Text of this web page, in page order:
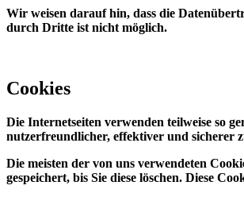
Wir weisen darauf hin, dass die
durch Dritte ist nicht möglich.
Cookies
Die Internetseiten verwenden teilweise so
nutzerfreundlicher, effektiver und sicherer
Die meisten der von uns verwendeten
gespeichert, bis Sie diese löschen. Diese